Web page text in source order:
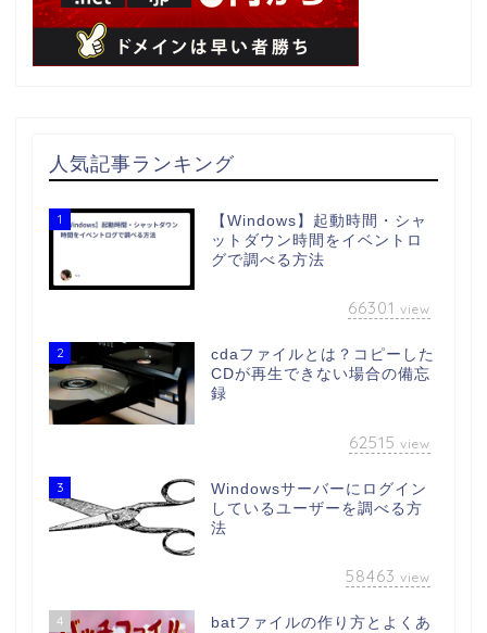
人気記事ランキング
1
【Windows】起動時間・シャ
ットダウン時間をイベントロ
グで調べる方法
66301 view
2
cdaファイルとは？コピーした
CDが再生できない場合の備忘
録
62515 view
3
Windowsサーバーにログイン
しているユーザーを調べる方
法
58463 view
4
batファイルの作り方とよくあ